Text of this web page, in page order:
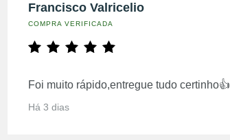
Francisco Valricelio
COMPRA VERIFICADA
Foi muito rápido,entregue tudo certinho👍
Há 3 dias